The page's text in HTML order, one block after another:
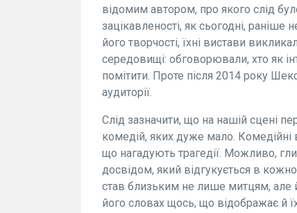
відомим автором, про якого слід
зацікавленості, як сьогодні,
його творчості, їхні вистави
середовищі: обговорювали, хто як
помітити. Проте після 2014 року
аудиторії.
Слід зазначити, що на нашій сцені
комедій, яких дуже мало. Комедійні
що нагадують трагедії. Можливо,
досвідом, який відгукується в
став близьким не лише митцям,
його словах щось, що відображає й